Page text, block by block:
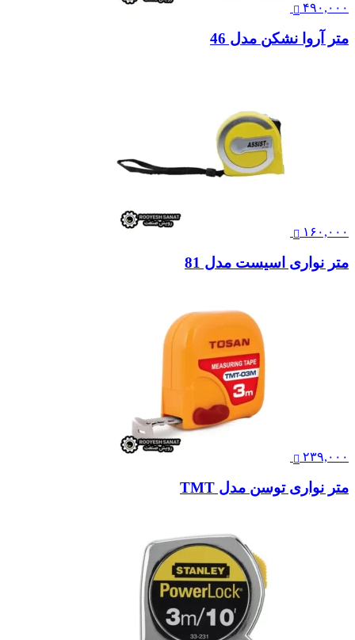
۴۹۰,۰۰۰
متر آروا نشکن مدل 46
۱۶۰,۰۰۰
متر نواری اسیست مدل 81
۲۳۹,۰۰۰
متر نواری توسن مدل TMT